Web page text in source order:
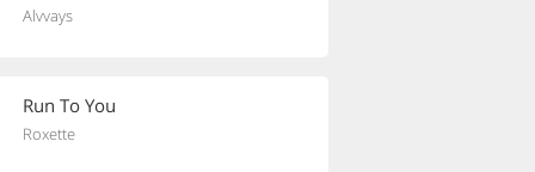
Alvvays
Run To You
Roxette